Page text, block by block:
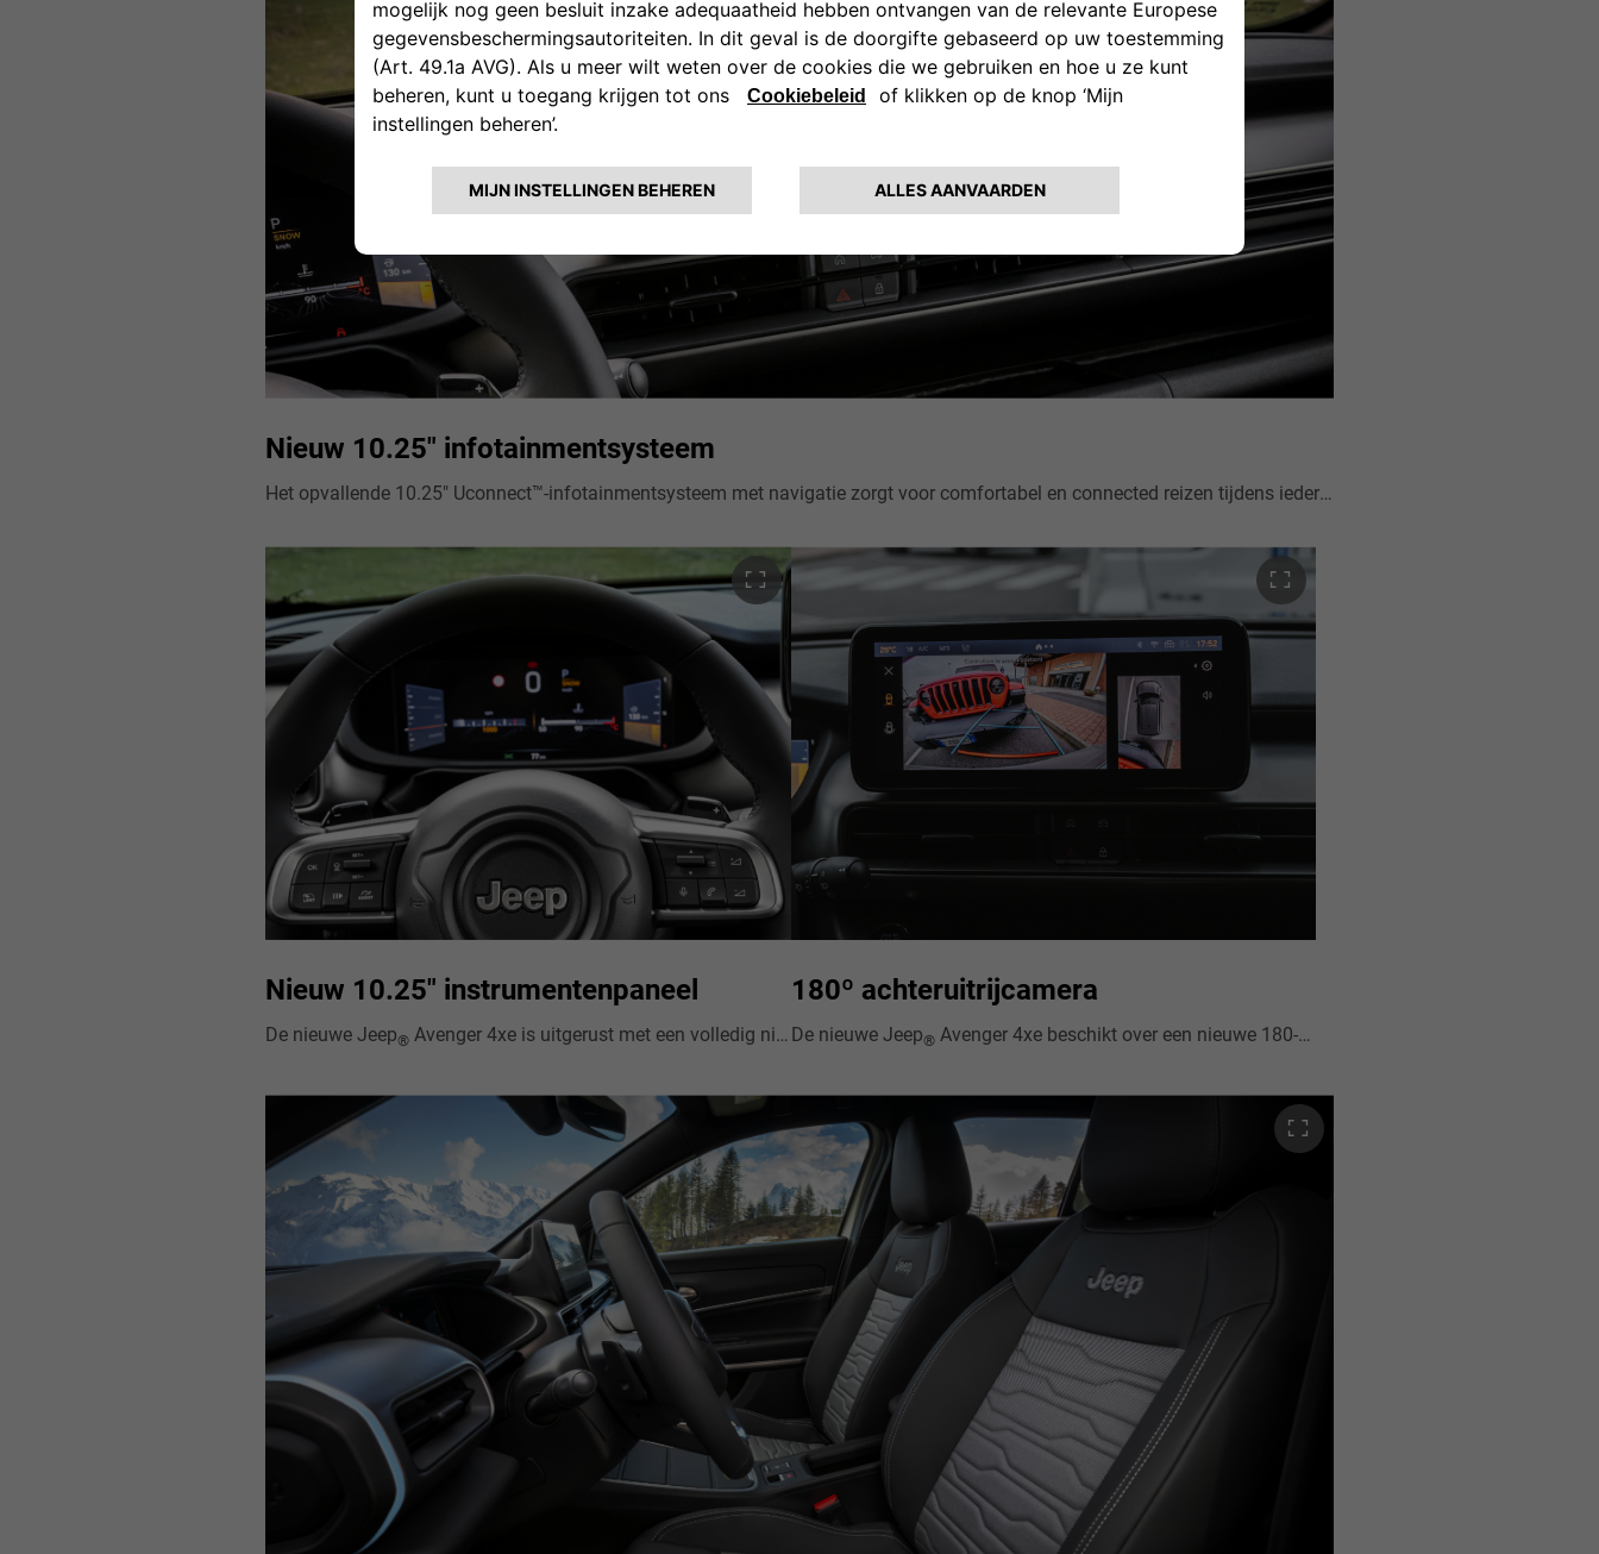
Nieuw 10.25" infotainmentsysteem
Het opvallende 10.25" Uconnect™-infotainmentsysteem met navigatie zorgt voor comfortabel en connected reizen tijdens iedere rit. Bovendien ondersteunt het systeem draadloos Apple CarPlay en Android Auto.
Nieuw 10.25" instrumentenpaneel
De nieuwe Jeep® Avenger 4xe is uitgerust met een volledig nieuw digitaal 10.25" TFT-instrumentenpaneel, waarmee je als bestuurder altijd inzicht hebt in de belangrijkste rij-informatie en dat verder volledig te personaliseren is.
180º achteruitrijcamera
De nieuwe Jeep®Avenger 4xe beschikt over een nieuwe 180-graden achteruitrijcamera met Drone View waarmee je volledig zicht hebt op de situatie om je heen, voor meer veiligheid en comfort.